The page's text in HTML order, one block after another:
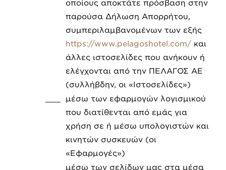
οποίους αποκτάτε πρόσβαση στην
παρούσα Δήλωση Απορρήτου,
συμπεριλαμβανομένων των εξής
https://www.pelagoshotel.com/ και
άλλες ιστοσελίδες που ανήκουν ή
ελέγχονται από την ΠΕΛΑΓΟΣ ΑΕ
(συλλήβδην, οι «Ιστοσελίδες»)
μέσω των εφαρμογών λογισμικού
που διατίθενται από εμάς για
χρήση σε ή μέσω υπολογιστών και
κινητών συσκευών (οι
«Εφαρμογές»)
μέσω των σελίδων μας στα μέσα